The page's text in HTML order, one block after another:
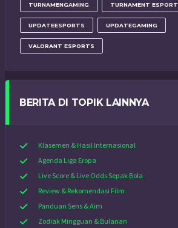
TURNAMENGAMING TURNAMENT ESPORT
UPDATEESPORTS UPDATEGAMING
VALORANT ESPORTS
BERITA DI TOPIK LAINNYA
Klasemen & Hasil Internasional
Agenda Liga Eropa
Live Score & Live Odds Sepak Bola
Review & Rekomendasi Film
Panduan Sens & Aim
Zodiak Mingguan & Bulanan